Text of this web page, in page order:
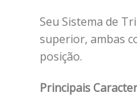
Seu Sistema de
superior, ambas
posição.
Principais